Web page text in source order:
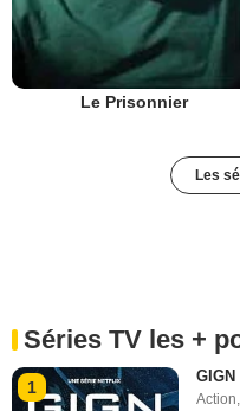
Le Prisonnier
Les
Séries TV les +
1
GIGN
Action,